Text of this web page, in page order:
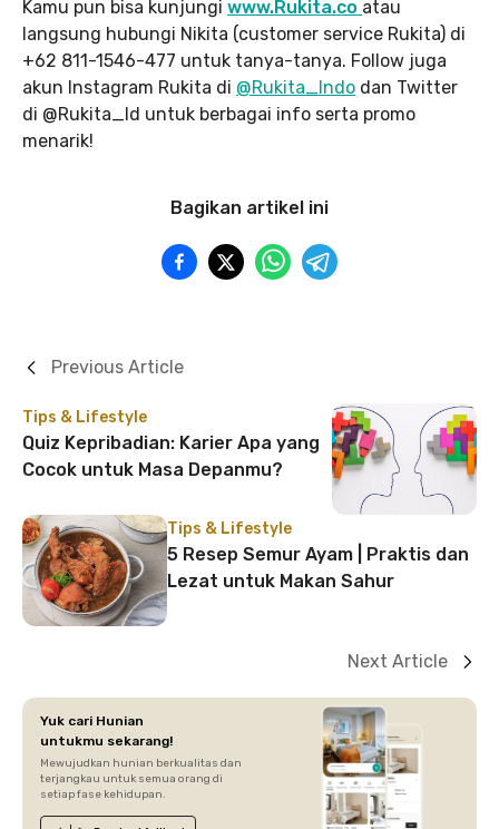
Kamu pun bisa kunjungi www.Rukita.co atau
langsung hubungi Nikita (customer service Rukita) di
+62 811-1546-477 untuk tanya-tanya. Follow juga
akun Instagram Rukita di @Rukita_Indo dan Twitter
di @Rukita_Id untuk berbagai info serta promo
menarik!
Bagikan artikel ini
Tips & Lifestyle
Quiz Kepribadian: Karier Apa yang
Cocok untuk Masa Depanmu?
Previous Article
Tips & Lifestyle
5 Resep Semur Ayam | Praktis dan
Lezat untuk Makan Sahur
Next Article
Yuk cari Hunian
untukmu sekarang!
Mewujudkan hunian berkualitas dan
terjangkau untuk semua orang di
setiap fase kehidupan.